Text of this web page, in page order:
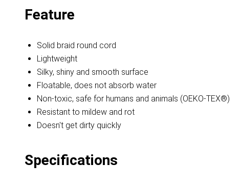
Feature
Solid braid round cord
Lightweight
Silky, shiny and smooth surface
Floatable, does not absorb water
Non-toxic, safe for humans and animals (OEKO-TEX®)
Resistant to mildew and rot
Doesn't get dirty quickly
Specifications